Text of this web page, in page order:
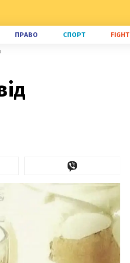
ПРАВО СПОРТ FIGHT